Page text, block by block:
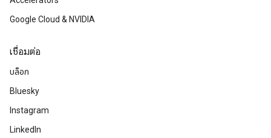
Google Cloud & NVIDIA
เชื่อมต่อ
บล็อก
Bluesky
Instagram
LinkedIn